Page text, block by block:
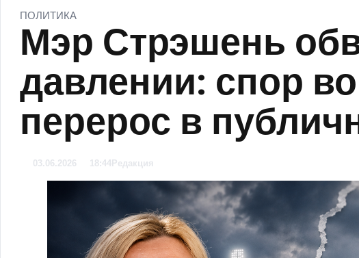
ПОЛИТИКА
Мэр Стрэшень
давлении: спор
перерос в
03.06.2026 18:44Редакция